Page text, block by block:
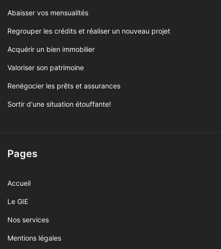
Abaisser vos mensualités
Regrouper les crédits et réaliser un nouveau projet
Acquérir un bien immobilier
Valoriser son patrimoine
Renégocier les prêts et assurances
Sortir d'une situation étouffante!
Pages
Accueil
Le GIE
Nos services
Mentions légales